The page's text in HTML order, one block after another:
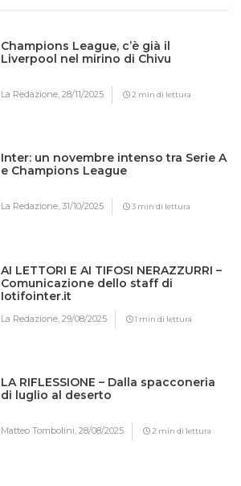
Champions League, c’è già il
Liverpool nel mirino di Chivu
La Redazione,28/11/2025 2 min di lettura
Inter: un novembre intenso tra Serie A
e Champions League
La Redazione,31/10/2025 3 min di lettura
AI LETTORI E AI TIFOSI NERAZZURRI –
Comunicazione dello staff di
Iotifointer.it
La Redazione,29/08/2025 1 min di lettura
LA RIFLESSIONE – Dalla spacconeria
di luglio al deserto
Matteo Tombolini,28/08/2025 2 min di lettura